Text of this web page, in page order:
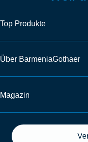
Top Produkte
Über BarmeniaGothaer
Magazin